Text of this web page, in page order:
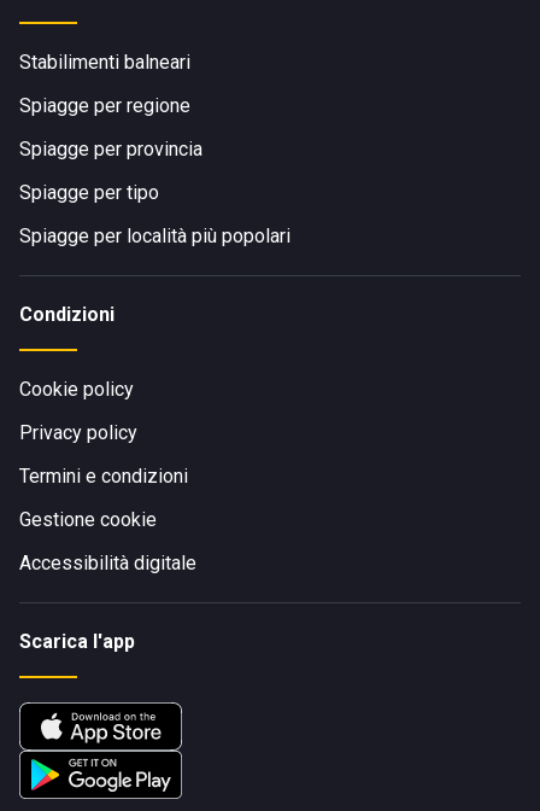
Stabilimenti balneari
Spiagge per regione
Spiagge per provincia
Spiagge per tipo
Spiagge per località più popolari
Condizioni
Cookie policy
Privacy policy
Termini e condizioni
Gestione cookie
Accessibilità digitale
Scarica l'app